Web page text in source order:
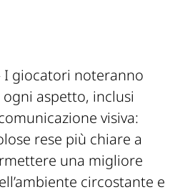
I giocatori noteranno
aspetto, inclusi
visiva:
rese più chiare a
una migliore
circostante e